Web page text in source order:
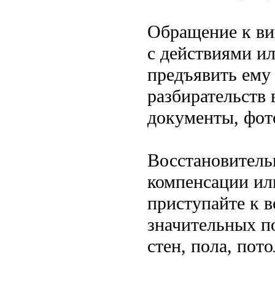
Обращение к
с действиями
предъявить
документы,
компенсации
приступайте к
значительных
стен, пола,